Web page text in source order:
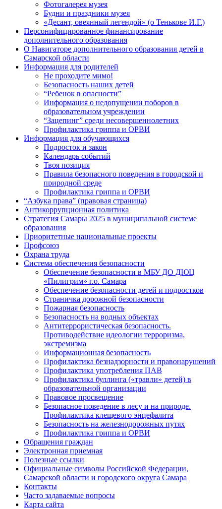
Фотогалерея музея
Будни и праздники музея
«Десант, овеянный легендой» (о Тенькове И.Г.)
Персонифицированное финансирование
дополнительного образования
О Навигаторе дополнительного образования детей в
Самарской области
Информация для родителей
Не проходите мимо!
Безопасность наших детей
“Ребенок в опасности”
Информация о недопущении поборов в
образовательном учреждении
“Зацепинг” среди несовершеннолетних
Профилактика гриппа и ОРВИ
Информация для обучающихся
Подросток и закон
Календарь событий
Твоя позиция
Правила безопасного поведения в городской и
природной среде
Профилактика гриппа и ОРВИ
“Азбука права” (правовая страница)
Антикоррупционная политика
Стратегия Самары 2025 в муниципальной системе
образования
Приоритетные национальные проекты
Профсоюз
Охрана труда
Система обеспечения безопасности
Обеспечение безопасности в МБУ ДО ДЮЦ
«Пилигрим» г.о. Самара
Обеспечение безопасности детей и подростков
Страничка дорожной безопасности
Пожарная безопасность
Безопасность на водных объектах
Антитеррористическая безопасность.
Противодействие идеологии терроризма,
экстремизма
Информационная безопасность
Профилактика безнадзорности и правонарушений
Профилактика употребления ПАВ
Профилактика буллинга («травли» детей) в
образовательной организации
Правовое просвещение
Безопасное поведение в лесу и на природе.
Профилактика клещевого энцефалита
Безопасность на железнодорожных путях
Профилактика гриппа и ОРВИ
Обращения граждан
Электронная приемная
Полезные ссылки
Официальные символы Российской Федерации,
Самарской области и городского округа Самара
Контакты
Часто задаваемые вопросы
Карта сайта